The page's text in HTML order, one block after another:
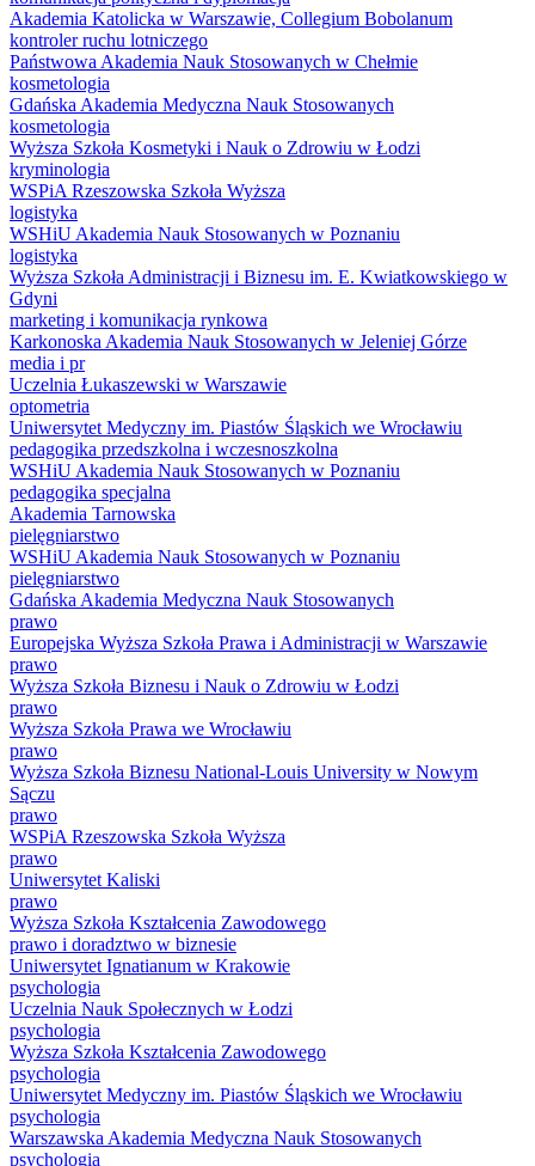
Akademia Katolicka w Warszawie, Collegium Bobolanum
kontroler ruchu lotniczego
Państwowa Akademia Nauk Stosowanych w Chełmie
kosmetologia
Gdańska Akademia Medyczna Nauk Stosowanych
kosmetologia
Wyższa Szkoła Kosmetyki i Nauk o Zdrowiu w Łodzi
kryminologia
WSPiA Rzeszowska Szkoła Wyższa
logistyka
WSHiU Akademia Nauk Stosowanych w Poznaniu
logistyka
Wyższa Szkoła Administracji i Biznesu im. E. Kwiatkowskiego w
Gdyni
marketing i komunikacja rynkowa
Karkonoska Akademia Nauk Stosowanych w Jeleniej Górze
media i pr
Uczelnia Łukaszewski w Warszawie
optometria
Uniwersytet Medyczny im. Piastów Śląskich we Wrocławiu
pedagogika przedszkolna i wczesnoszkolna
WSHiU Akademia Nauk Stosowanych w Poznaniu
pedagogika specjalna
Akademia Tarnowska
pielęgniarstwo
WSHiU Akademia Nauk Stosowanych w Poznaniu
pielęgniarstwo
Gdańska Akademia Medyczna Nauk Stosowanych
prawo
Europejska Wyższa Szkoła Prawa i Administracji w Warszawie
prawo
Wyższa Szkoła Biznesu i Nauk o Zdrowiu w Łodzi
prawo
Wyższa Szkoła Prawa we Wrocławiu
prawo
Wyższa Szkoła Biznesu National-Louis University w Nowym
Sączu
prawo
WSPiA Rzeszowska Szkoła Wyższa
prawo
Uniwersytet Kaliski
prawo
Wyższa Szkoła Kształcenia Zawodowego
prawo i doradztwo w biznesie
Uniwersytet Ignatianum w Krakowie
psychologia
Uczelnia Nauk Społecznych w Łodzi
psychologia
Wyższa Szkoła Kształcenia Zawodowego
psychologia
Uniwersytet Medyczny im. Piastów Śląskich we Wrocławiu
psychologia
Warszawska Akademia Medyczna Nauk Stosowanych
psychologia